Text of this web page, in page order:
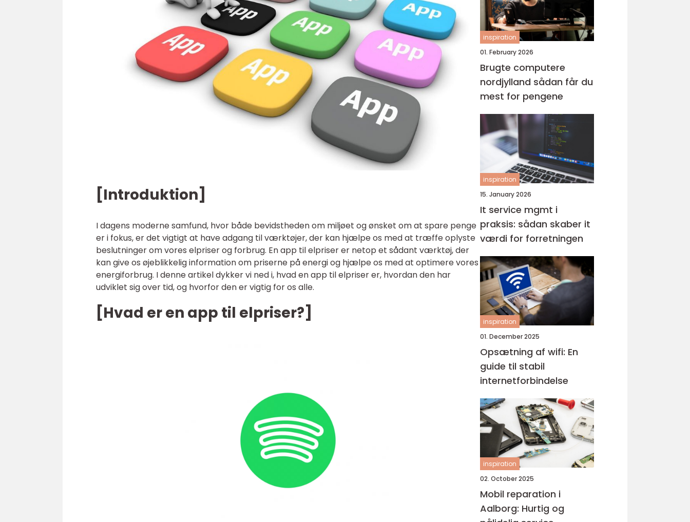
[Introduktion]
I dagens moderne samfund, hvor både bevidstheden om miljøet og ønsket om at spare penge
er i fokus, er det vigtigt at have adgang til værktøjer, der kan hjælpe os med at træffe oplyste
beslutninger om vores elpriser og forbrug. En app til elpriser er netop et sådant værktøj, der
kan give os øjeblikkelig information om priserne på energi og hjælpe os med at optimere vores
energiforbrug. I denne artikel dykker vi ned i, hvad en app til elpriser er, hvordan den har
udviklet sig over tid, og hvorfor den er vigtig for os alle.
[Hvad er en app til elpriser?]
inspiration
01. February 2026
Brugte computere
nordjylland sådan får du
mest for pengene
inspiration
15. January 2026
It service mgmt i
praksis: sådan skaber it
værdi for forretningen
inspiration
01. December 2025
Opsætning af wifi: En
guide til stabil
internetforbindelse
inspiration
02. October 2025
Mobil reparation i
Aalborg: Hurtig og